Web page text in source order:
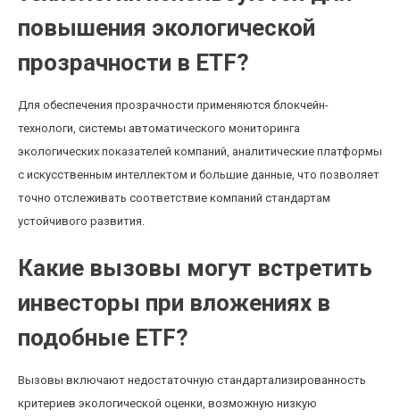
повышения экологической
прозрачности в ETF?
Для обеспечения прозрачности применяются блокчейн-
технологи, системы автоматического мониторинга
экологических показателей компаний, аналитические платформы
с искусственным интеллектом и большие данные, что позволяет
точно отслеживать соответствие компаний стандартам
устойчивого развития.
Какие вызовы могут встретить
инвесторы при вложениях в
подобные ETF?
Вызовы включают недостаточную стандартализированность
критериев экологической оценки, возможную низкую